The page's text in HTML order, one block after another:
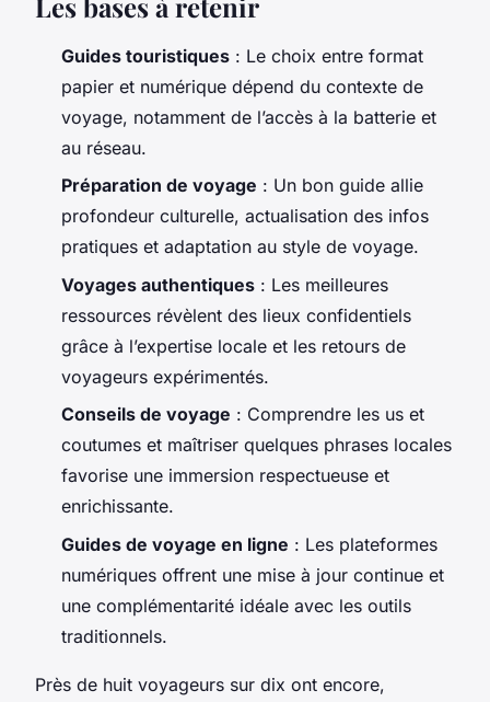
Guides touristiques : Le choix entre format
papier et numérique dépend du contexte de
voyage, notamment de l’accès à la batterie et
au réseau.
Préparation de voyage : Un bon guide allie
profondeur culturelle, actualisation des infos
pratiques et adaptation au style de voyage.
Voyages authentiques : Les meilleures
ressources révèlent des lieux confidentiels
grâce à l’expertise locale et les retours de
voyageurs expérimentés.
Conseils de voyage : Comprendre les us et
coutumes et maîtriser quelques phrases locales
favorise une immersion respectueuse et
enrichissante.
Guides de voyage en ligne : Les plateformes
numériques offrent une mise à jour continue et
une complémentarité idéale avec les outils
traditionnels.
Près de huit voyageurs sur dix ont encore,